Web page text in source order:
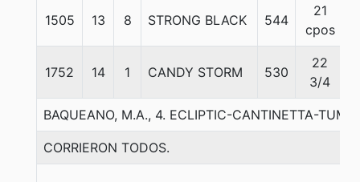
1505 13 8 STRONG BLACK 544
21
cpos
1752 14 1 CANDY STORM 530
22
3/4
BAQUEANO, M.A., 4. ECLIPTIC-CANTINETTA-
CORRIERON TODOS.